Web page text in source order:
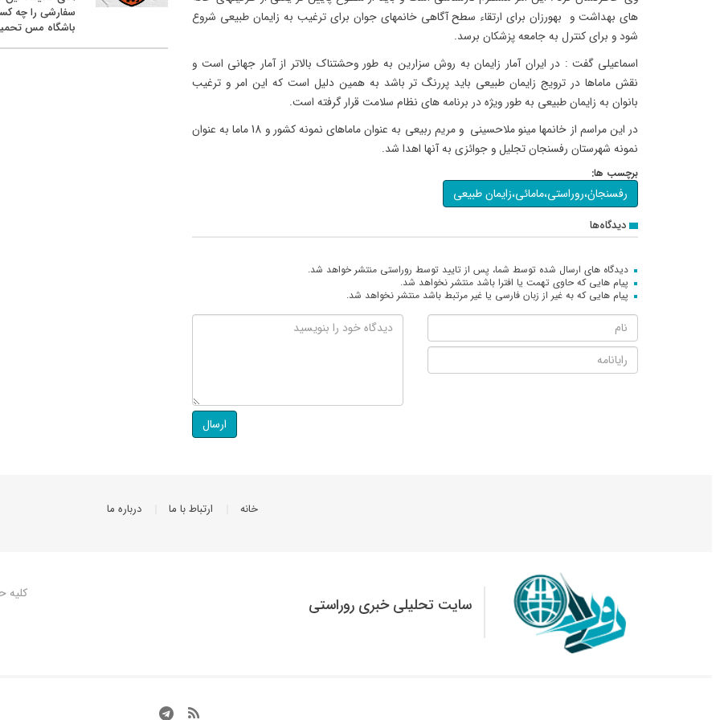
های بهداشت و بهورزان برای ارتقاء سطح آگاهی خانمهای جوان برای ترغیب به زایمان طبیعی شروع
شود و برای کنترل به جامعه پزشکان برسد.
اسماعیلی گفت : در ایران آمار زایمان به روش سزارین به طور وحشتناک بالاتر از آمار جهانی است و
نقش ماماها در ترویج زایمان طبیعی باید پررنگ تر باشد به همین دلیل است که این امر و ترغیب
بانوان به زایمان طبیعی به طور ویژه در برنامه های نظام سلامت قرار گرفته است.
در این مراسم از خانمها مینو ملاحسینی و مریم ربیعی به عنوان ماماهای نمونه کشور و 18 ماما به عنوان
نمونه شهرستان رفسنجان تجلیل و جوائزی به آنها اهدا شد.
برچسب ها:
رفسنجانٰ،روراستی،مامائی،زایمان طبیعی
دیدگاه‌ها
دیدگاه های ارسال شده توسط شما، پس از تایید توسط روراستی منتشر خواهد شد.
پیام هایی که حاوی تهمت یا افترا باشد منتشر نخواهد شد.
پیام هایی که به غیر از زبان فارسی یا غیر مرتبط باشد منتشر نخواهد شد.
ارسال
سفارشی را چه
باشگاه مس
خانه ارتباط با ما درباره ما
سایت تحلیلی خبری روراستی
کلیه